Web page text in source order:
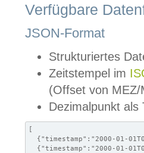
Verfügbare
JSON-Format
Strukturiertes
Zeitstempel im
(Offset von MEZ/
Dezimalpunkt als
[
{"timestamp":"2000-01-
{"timestamp":"2000-01-